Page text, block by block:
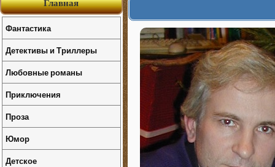
Главная
Фантастика
Детективы и Триллеры
Любовные романы
Приключения
Проза
Юмор
Детское